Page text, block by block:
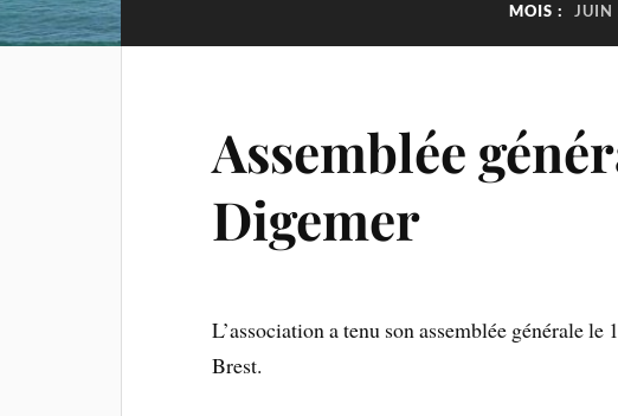
MOIS : JUIN
Assemblée
Digemer
L’association a tenu son assemblée générale
Brest.